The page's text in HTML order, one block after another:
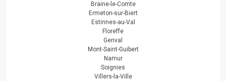
Braine-le-Comte
Ermeton-sur-Biert
Estinnes-au-Val
Floreffe
Genval
Mont-Saint-Guibert
Namur
Soignies
Villers-la-Ville